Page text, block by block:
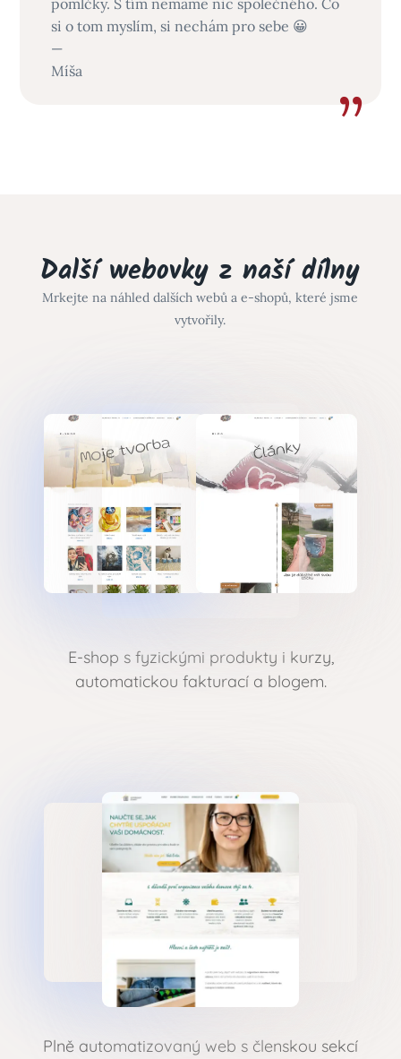
pomlčky. S tím nemáme nic společného. Co
si o tom myslím, si nechám pro sebe 😀
—
Míša
Další webovky z naší dílny
Mrkejte na náhled dalších webů a e-shopů, které jsme
vytvořily.
E-shop s fyzickými produkty i kurzy,
automatickou fakturací a blogem.
Plně automatizovaný web s členskou sekcí